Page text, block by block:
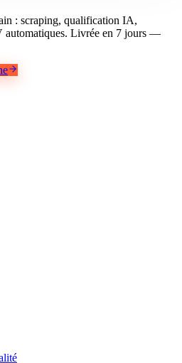
: scraping, qualification IA,
automatiques. Livrée en 7 jours —